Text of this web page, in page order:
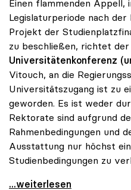
Einen flammenden Appell,
Legislaturperiode nach
Projekt der
zu beschließen, richtet
Universitätenkonferenz
Vitouch, an die
Universitätszugang ist zu
geworden. Es ist weder
Rektorate sind aufgrund
Rahmenbedingungen und
Ausstattung nur höchst
Studienbedingungen zu
Vitouch:
...weiterlesen